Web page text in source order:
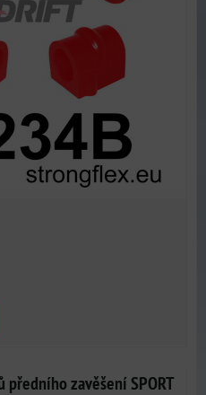
zavěšení SPORT